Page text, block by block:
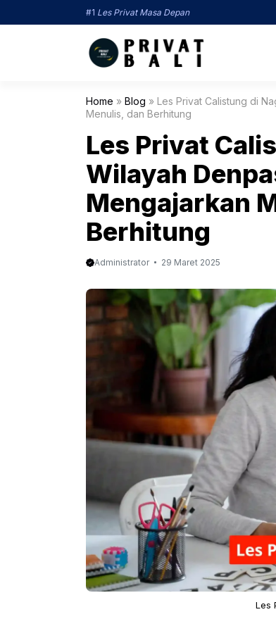
ke
#1 Les Privat Masa Depan
Home » Blog » Les Privat Calistung di
Menulis, dan Berhitung
Les Privat
Wilayah
Mengajarkan
Berhitung
Administrator 29 Maret 2025
Les